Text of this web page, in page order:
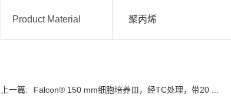
Product Material 聚丙烯
上一篇:
Falcon® 150 mm细胞培养皿，经TC处理，带20 ...